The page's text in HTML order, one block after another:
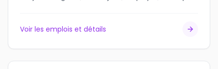
Voir les emplois et détails